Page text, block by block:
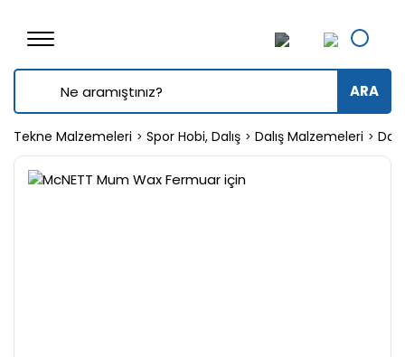
ARA
Tekne Malzemeleri Spor Hobi, Dalış Dalış Malzemeleri